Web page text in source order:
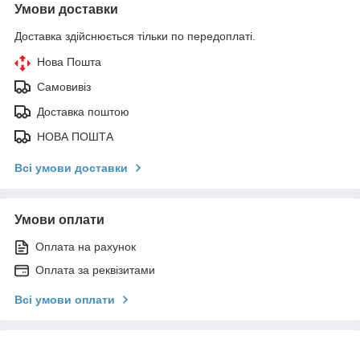
Умови доставки
Доставка здійснюється тільки по передоплаті.
Нова Пошта
Самовивіз
Доставка поштою
НОВА ПОШТА
Всі умови доставки
Умови оплати
Оплата на рахунок
Оплата за реквізитами
Всі умови оплати